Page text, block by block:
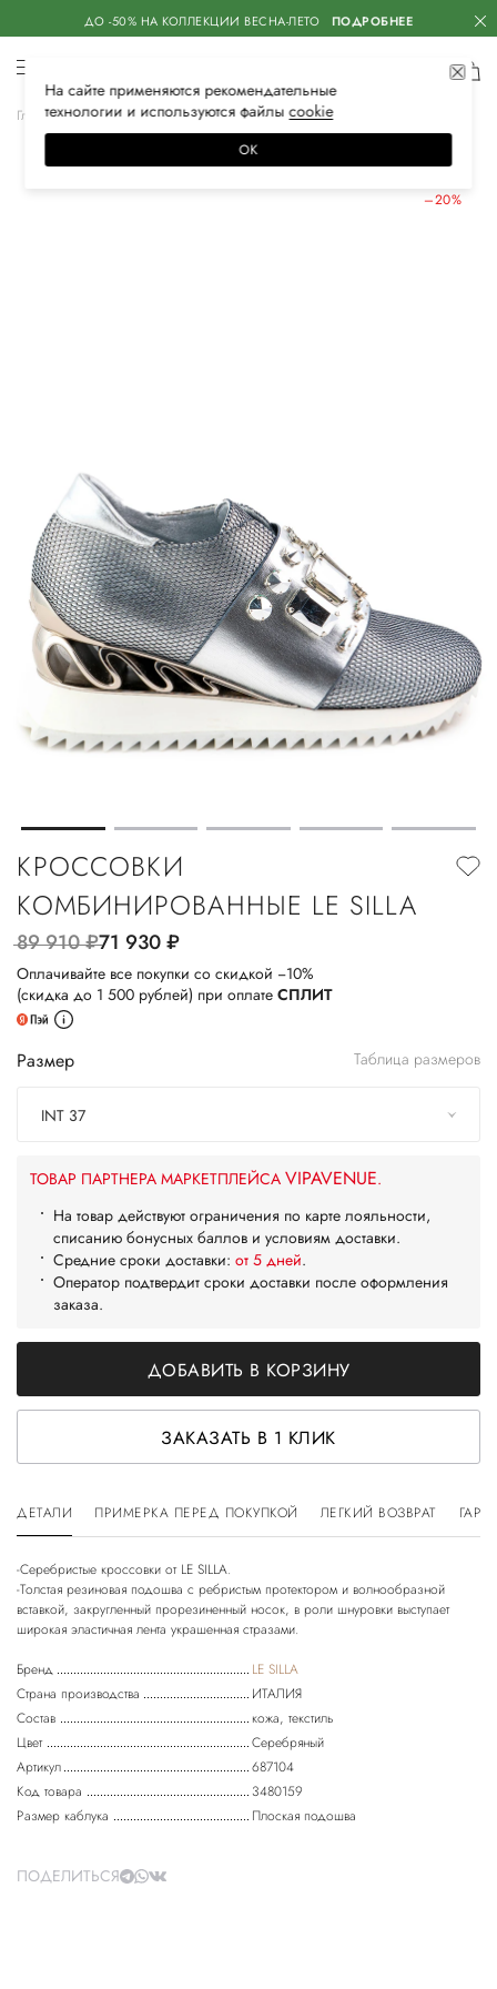
ДО -50% НА КОЛЛЕКЦИИ ВЕСНА-ЛЕТО ПОДРОБНЕЕ
Главная Женская Обувь Кроссовки
–20%
КРОССОВКИ
КОМБИНИРОВАННЫЕ LE SILLA
89 910руб.71 930руб.
Оплачивайте все покупки со скидкой −10%
(скидка до 1 500 рублей) при оплате СПЛИТ
Размер Таблица размеров
INT 37
ТОВАР ПАРТНЕРА МАРКЕТПЛЕЙСА VIPAVENUE.
На товар действуют ограничения по карте лояльности,
списанию бонусных баллов и условиям доставки.
Средние сроки доставки: от 5 дней.
Оператор подтвердит сроки доставки после оформления
заказа.
ДОБАВИТЬ В КОРЗИНУ
ЗАКАЗАТЬ В 1 КЛИК
ДЕТАЛИ ПРИМЕРКА ПЕРЕД ПОКУПКОЙ ЛЕГКИЙ ВОЗВРАТ
-Серебристые кроссовки от LE SILLA.
-Толстая резиновая подошва с ребристым протектором и волнообразной
вставкой, закругленный прорезиненный носок, в роли шнуровки выступает
Бренд
LE SILLA
Страна производства
ИТАЛИЯ
Состав
кожа, текстиль
Цвет
Серебряный
Артикул
687104
Код товара
3480159
Размер каблука
Плоская подошва
ПОДЕЛИТЬСЯ
На сайте применяются рекомендательные
технологии и используются файлысооkiе
ОК